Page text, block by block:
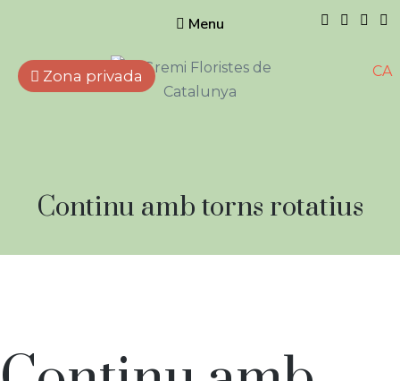
Menu
Empreses que treballen
amb flors, plantes naturals i
CA
Zona privada
Horari:
Continu amb torns rotatius